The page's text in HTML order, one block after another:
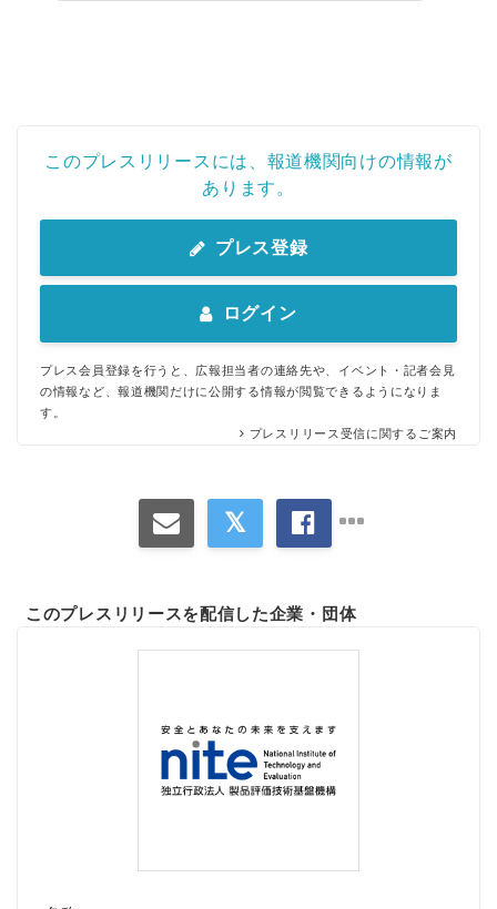
このプレスリリースには、報道機関向けの情報が
あります。
プレス登録
ログイン
プレス会員登録を行うと、広報担当者の連絡先や、イベント・記者会見
の情報など、報道機関だけに公開する情報が閲覧できるようになりま
す。
プレスリリース受信に関するご案内
このプレスリリースを配信した企業・団体